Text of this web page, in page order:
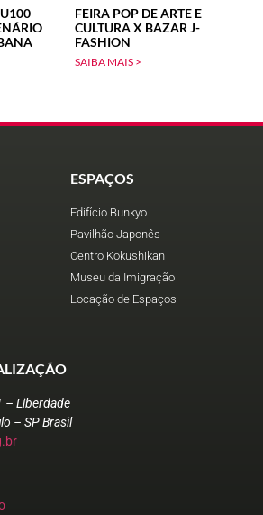
FEIRA POP DE ARTE E
CULTURA X BAZAR J-
FASHION
SAIBA MAIS >
ESPAÇOS
Edifício Bunkyo
Pavilhão Japonês
Centro Kokushikan
Museu da Imigração
Locação de Espaços
– Liberdade
– SP Brasil